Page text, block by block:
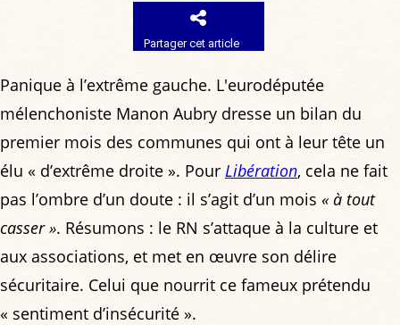
Partager cet article
Panique à l’extrême gauche. L'eurodéputée
mélenchoniste Manon Aubry dresse un bilan du
premier mois des communes qui ont à leur tête un
élu « d’extrême droite ». Pour Libération, cela ne fait
pas l’ombre d’un doute : il s’agit d’un mois « à tout
casser ». Résumons : le RN s’attaque à la culture et
aux associations, et met en œuvre son délire
sécuritaire. Celui que nourrit ce fameux prétendu
« sentiment d’insécurité ».